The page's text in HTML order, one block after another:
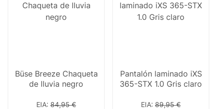
Büse Breeze Chaqueta
de lluvia negro
EIA: 84,95 €
Pantalón laminado iXS
365-STX 1.0 Gris claro
EIA: 89,95 €